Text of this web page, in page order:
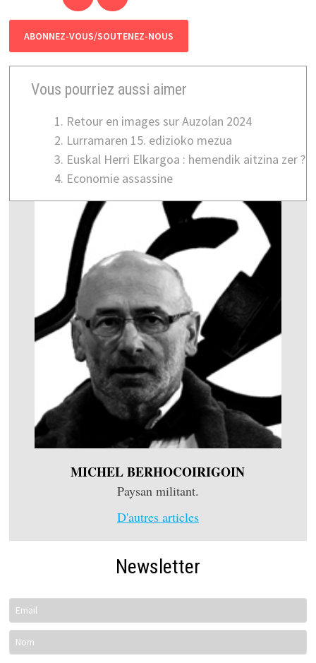
ABONNEZ-VOUS/SOUTENEZ-NOUS
Vous pourriez aussi aimer
Retour en images sur Auzolan 2024
Lurramaren 15. edizioko mezua
Euskal Herri Elkargoa : hemendik aitzina zer ?
Economie assassine
MICHEL BERHOCOIRIGOIN
Paysan militant.
D'autres articles
Newsletter